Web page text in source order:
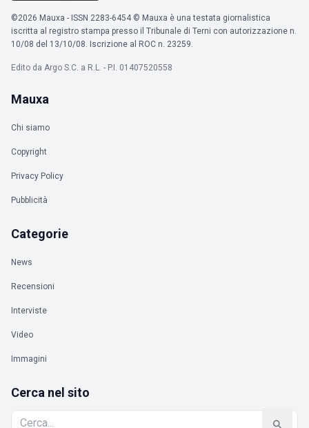
©2026 Mauxa - ISSN 2283-6454 © Mauxa è una testata giornalistica
iscritta al registro stampa presso il Tribunale di Terni con autorizzazione n.
10/08 del 13/10/08. Iscrizione al ROC n. 23259.
Edito da Argo S.C. a R.L. - P.I. 01407520558
Mauxa
Chi siamo
Copyright
Privacy Policy
Pubblicità
Categorie
News
Recensioni
Interviste
Video
Immagini
Cerca nel sito